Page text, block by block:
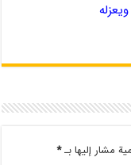
مشار إليها بـ*